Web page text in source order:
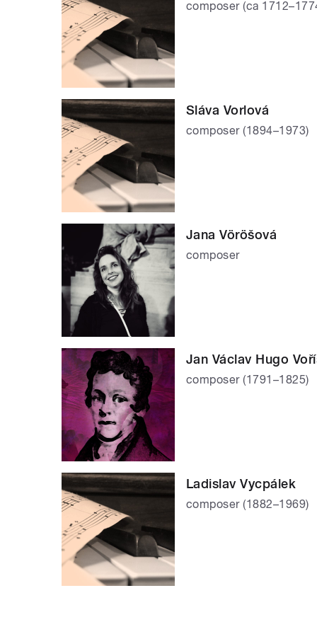
composer (ca
Sláva Vorlová
composer (1894–1973)
Jana Vöröšová
composer
Jan Václav Hugo
composer (1791–1825)
Ladislav Vycpálek
composer (1882–1969)